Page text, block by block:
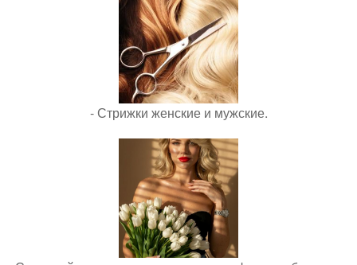
- Стрижки женские и мужские.